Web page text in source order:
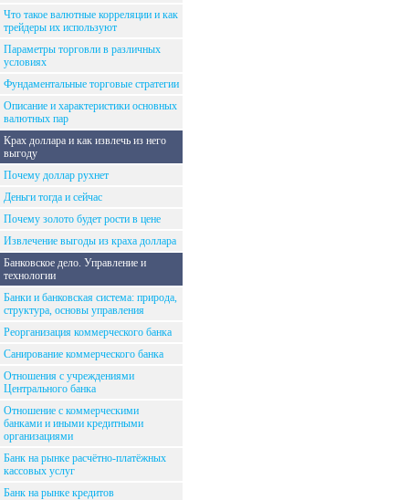
Что такое валютные корреляции и как
трейдеры их используют
Параметры торговли в различных
условиях
Фундаментальные торговые стратегии
Описание и характеристики основных
валютных пар
Крах доллара и как извлечь из него
выгоду
Почему доллар рухнет
Деньги тогда и сейчас
Почему золото будет рости в цене
Извлечение выгоды из краха доллара
Банковское дело. Управление и
технологии
Банки и банковская система: природа,
структура, основы управления
Реорганизация коммерческого банка
Санирование коммерческого банка
Отношения с учреждениями
Центрального банка
Отношение с коммерческими
банками и иными кредитными
организациями
Банк на рынке расчётно-платёжных
кассовых услуг
Банк на рынке кредитов